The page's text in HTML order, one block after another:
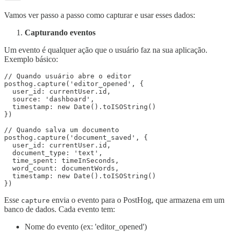
Vamos ver passo a passo como capturar e usar esses dados:
Capturando eventos
Um evento é qualquer ação que o usuário faz na sua aplicação.
Exemplo básico:
// Quando usuário abre o editor
posthog.capture('editor_opened', {
  user_id: currentUser.id,
  source: 'dashboard',
  timestamp: new Date().toISOString()
})
// Quando salva um documento
posthog.capture('document_saved', {
  user_id: currentUser.id,
  document_type: 'text',
  time_spent: timeInSeconds,
  word_count: documentWords,
  timestamp: new Date().toISOString()
Esse capture envia o evento para o PostHog, que armazena em um
banco de dados. Cada evento tem:
Nome do evento (ex: 'editor_opened')